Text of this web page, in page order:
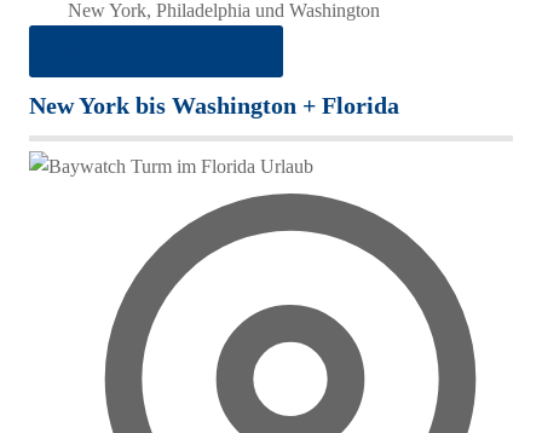
New York, Philadelphia und Washington
New York bis Washington + Florida